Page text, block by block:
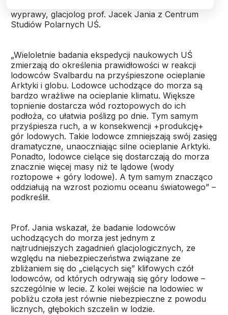
wyprawy, glacjolog prof. Jacek Jania z Centrum
Studiów Polarnych UŚ.
„Wieloletnie badania ekspedycji naukowych UŚ
zmierzają do określenia prawidłowości w reakcji
lodowców Svalbardu na przyśpieszone ocieplanie
Arktyki i globu. Lodowce uchodzące do morza są
bardzo wrażliwe na ocieplanie klimatu. Większe
topnienie dostarcza wód roztopowych do ich
podłoża, co ułatwia poślizg po dnie. Tym samym
przyśpiesza ruch, a w konsekwencji +produkcję+
gór lodowych. Takie lodowce zmniejszają swój zasięg
dramatyczne, unaoczniając silne ocieplanie Arktyki.
Ponadto, lodowce cielące się dostarczają do morza
znacznie więcej masy niż te lądowe (wody
roztopowe + góry lodowe). A tym samym znacząco
oddziałują na wzrost poziomu oceanu światowego” –
podkreślił.
Prof. Jania wskazał, że badanie lodowców
uchodzących do morza jest jednym z
najtrudniejszych zagadnień glacjologicznych, ze
względu na niebezpieczeństwa związane ze
zbliżaniem się do „cielących się” klifowych czół
lodowców, od których odrywają się góry lodowe –
szczególnie w lecie. Z kolei wejście na lodowiec w
pobliżu czoła jest równie niebezpieczne z powodu
licznych, głębokich szczelin w lodzie.